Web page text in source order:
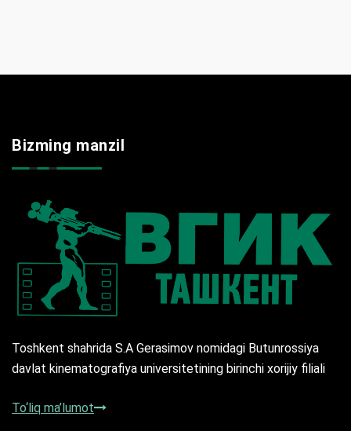
Bizming manzil
Toshkent shahrida S.A Gerasimov nomidagi Butunrossiya
davlat kinematografiya universitetining birinchi xorijiy filiali
To‘liq ma’lumot